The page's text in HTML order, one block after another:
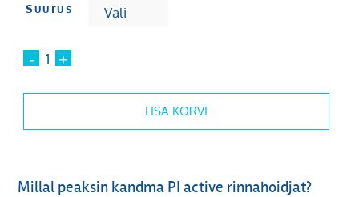
Suurus
LISA KORVI
Millal peaksin kandma PI active rinnahoidjat?